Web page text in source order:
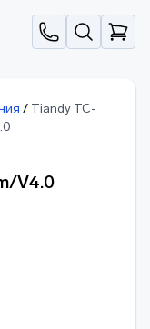
/ Tiandy TC-
V4.0